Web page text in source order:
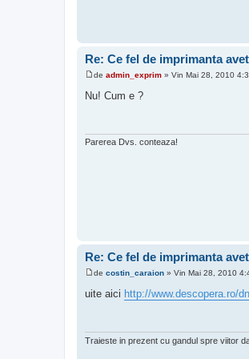
Re: Ce fel de imprimanta
s
de admin_exprim » Vin Mai 28, 2010
Nu! Cum e ?
Parerea Dvs. conteaza!
Re: Ce fel de imprimanta
e
s
de costin_caraion » Vin Mai 28, 2010
uite aici http://www.descopera.ro/
Traieste in prezent cu gandul spre viitor